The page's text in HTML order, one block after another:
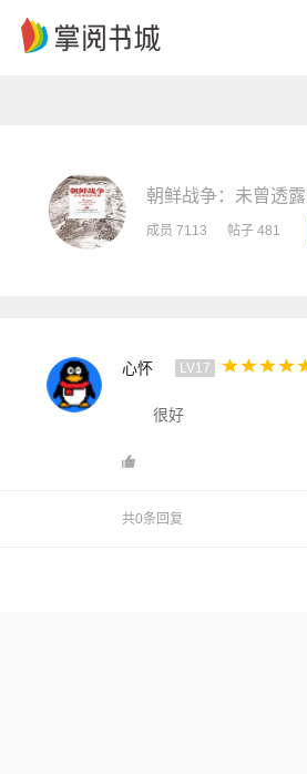
朝鲜战争：未曾透
成员 7113 帖子 481
心怀 LV17
很好
共0条回复